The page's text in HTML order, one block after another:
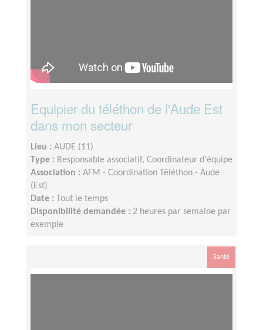
Equipier du téléthon de l'Aude Est
dans mon secteur
Lieu : AUDE (11)
Type : Responsable associatif, Coordinateur d'équipe
Association : AFM - Coordination Téléthon - Aude
(Est)
Date :
Tout le temps
Disponibilité demandée : 2 heures par semaine par
exemple
Santé